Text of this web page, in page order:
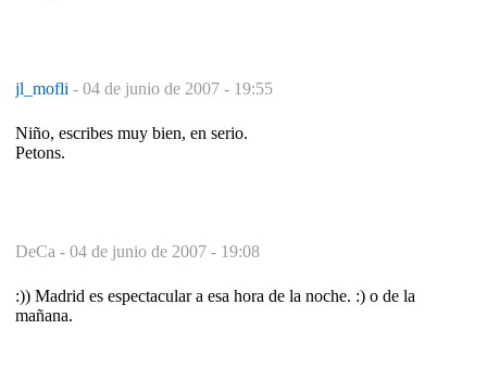
jl_mofli - 04 de junio de 2007 - 19:55
Niño, escribes muy bien, en serio.
Petons.
DeCa - 04 de junio de 2007 - 19:08
:)) Madrid es espectacular a esa hora de la noche. :) o de la
mañana.